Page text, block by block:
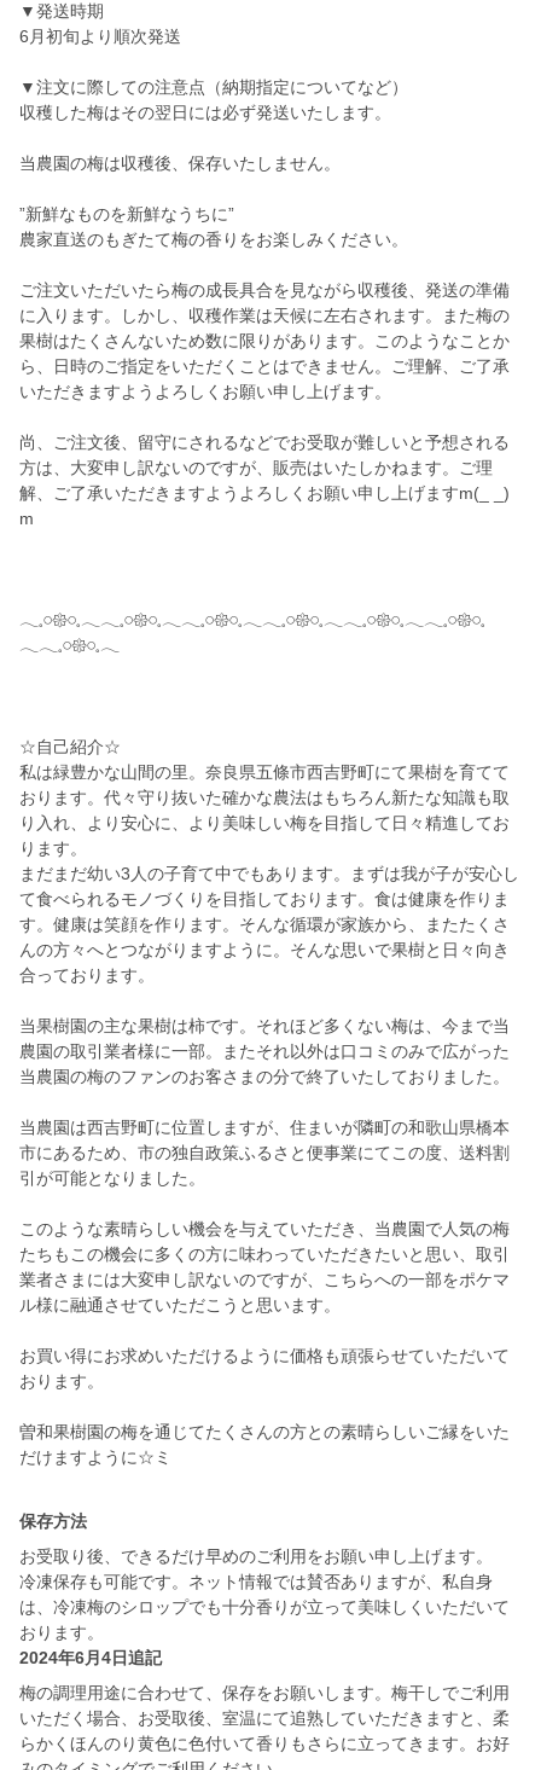
▼発送時期
6月初旬より順次発送
▼注文に際しての注意点（納期指定についてなど）
収穫した梅はその翌日には必ず発送いたします。
当農園の梅は収穫後、保存いたしません。
”新鮮なものを新鮮なうちに”
農家直送のもぎたて梅の香りをお楽しみください。
ご注文いただいたら梅の成長具合を見ながら収穫後、発送の準備
に入ります。しかし、収穫作業は天候に左右されます。また梅の
果樹はたくさんないため数に限りがあります。このようなことか
ら、日時のご指定をいただくことはできません。ご理解、ご了承
いただきますようよろしくお願い申し上げます。
尚、ご注文後、留守にされるなどでお受取が難しいと予想される
方は、大変申し訳ないのですが、販売はいたしかねます。ご理
解、ご了承いただきますようよろしくお願い申し上げますm(_ _)
m
𓂃𓈒𓏸𑁍𓏸𓈒𓂃𓂃𓈒𓏸𑁍𓏸𓈒𓂃𓂃𓈒𓏸𑁍𓏸𓈒𓂃𓂃𓈒𓏸𑁍𓏸𓈒𓂃𓂃𓈒𓏸𑁍𓏸𓈒𓂃𓂃𓈒𓏸𑁍𓏸𓈒
𓂃𓂃𓈒𓏸𑁍𓏸𓈒𓂃
☆自己紹介☆
私は緑豊かな山間の里。奈良県五條市西吉野町にて果樹を育てて
おります。代々守り抜いた確かな農法はもちろん新たな知識も取
り入れ、より安心に、より美味しい梅を目指して日々精進してお
ります。
まだまだ幼い3人の子育て中でもあります。まずは我が子が安心し
て食べられるモノづくりを目指しております。食は健康を作りま
す。健康は笑顔を作ります。そんな循環が家族から、またたくさ
んの方々へとつながりますように。そんな思いで果樹と日々向き
合っております。
当果樹園の主な果樹は柿です。それほど多くない梅は、今まで当
農園の取引業者様に一部。またそれ以外は口コミのみで広がった
当農園の梅のファンのお客さまの分で終了いたしておりました。
当農園は西吉野町に位置しますが、住まいが隣町の和歌山県橋本
市にあるため、市の独自政策ふるさと便事業にてこの度、送料割
引が可能となりました。
このような素晴らしい機会を与えていただき、当農園で人気の梅
たちもこの機会に多くの方に味わっていただきたいと思い、取引
業者さまには大変申し訳ないのですが、こちらへの一部をポケマ
ル様に融通させていただこうと思います。
お買い得にお求めいただけるように価格も頑張らせていただいて
おります。
曽和果樹園の梅を通じてたくさんの方との素晴らしいご縁をいた
だけますように☆ミ
保存方法
お受取り後、できるだけ早めのご利用をお願い申し上げます。
冷凍保存も可能です。ネット情報では賛否ありますが、私自身
は、冷凍梅のシロップでも十分香りが立って美味しくいただいて
おります。
2024年6月4日追記
梅の調理用途に合わせて、保存をお願いします。梅干しでご利用
いただく場合、お受取後、室温にて追熟していただきますと、柔
らかくほんのり黄色に色付いて香りもさらに立ってきます。お好